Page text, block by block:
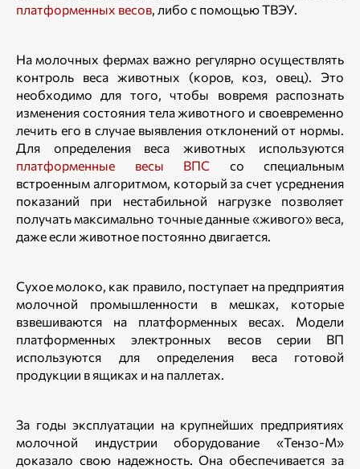
платформенных весов, либо с помощью ТВЭУ.
На молочных фермах важно регулярно осуществлять
контроль веса животных (коров, коз, овец). Это
необходимо для того, чтобы вовремя распознать
изменения состояния тела животного и своевременно
лечить его в случае выявления отклонений от нормы.
Для определения веса животных используются
платформенные весы ВПС со специальным
встроенным алгоритмом, который за счет усреднения
показаний при нестабильной нагрузке позволяет
получать максимально точные данные «живого» веса,
даже если животное постоянно двигается.
Сухое молоко, как правило, поступает на предприятия
молочной промышленности в мешках, которые
взвешиваются на платформенных весах. Модели
платформенных электронных весов серии ВП
используются для определения веса готовой
продукции в ящиках и на паллетах.
За годы эксплуатации на крупнейших предприятиях
молочной индустрии оборудование «Тензо-М»
доказало свою надежность. Она обеспечивается за